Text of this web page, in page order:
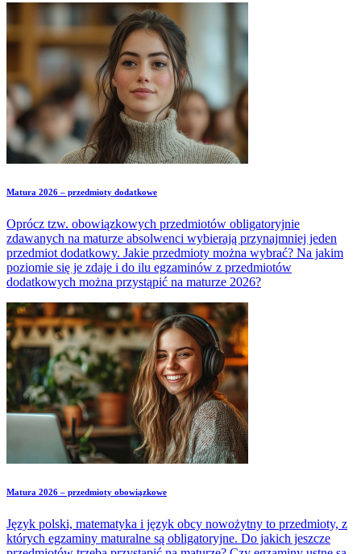
Matura 2026 – przedmioty dodatkowe
Oprócz tzw. obowiązkowych przedmiotów obligatoryjnie
zdawanych na maturze absolwenci wybierają przynajmniej jeden
przedmiot dodatkowy. Jakie przedmioty można wybrać? Na jakim
poziomie się je zdaje i do ilu egzaminów z przedmiotów
dodatkowych można przystąpić na maturze 2026?
Matura 2026 – przedmioty obowiązkowe
Język polski, matematyka i język obcy nowożytny to przedmioty, z
których egzaminy maturalne są obligatoryjne. Do jakich jeszcze